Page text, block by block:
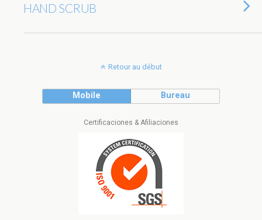
HAND SCRUB
Retour au début
Mobile Bureau
Certificaciones & Afiliaciones